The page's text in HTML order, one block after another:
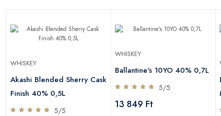
WHISKEY
Akashi Blended Sherry Cask
Finish 40% 0,5L
5/5
WHISKEY
Ballantine's 10YO 40% 0,7L
5/5
13 849 Ft